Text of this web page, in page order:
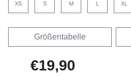
XS S M XL
Größentabelle
€19,90